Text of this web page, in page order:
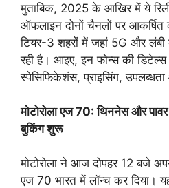
मुताबिक, 2025 के आखिर में ये
ऑफलाइन दोनों चैनलों पर
टियर-3 शहरों में जहां 5G और लंबी
रही है। आइए, इन फोन्स की
स्पेसिफिकेशंस, प्राइसिंग,
मोटोरोला एज 70: थिननेस और
बुकिंग शुरू
मोटोरोला ने आज दोपहर 12 बजे
एज 70 भारत में लॉन्च कर दिया।